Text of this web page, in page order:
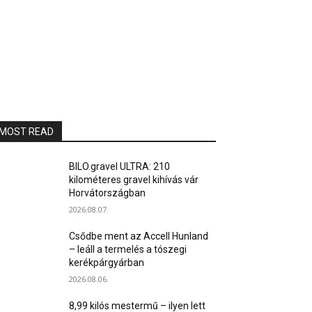
READ
BILO.gravel ULTRA: 210
kilométeres gravel kihívás vár
Horvátországban
2026.08.07.
Csődbe ment az Accell Hunland
– leáll a termelés a tószegi
kerékpárgyárban
2026.08.06.
8,99 kilós mestermű – ilyen lett